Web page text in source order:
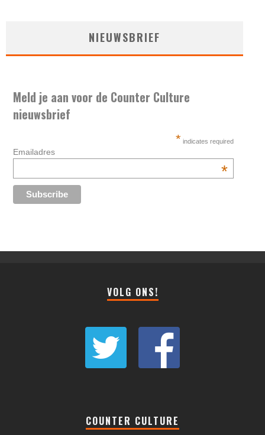
NIEUWSBRIEF
Meld je aan voor de Counter Culture
nieuwsbrief
* indicates required
Emailadres
*
VOLG ONS!
COUNTER CULTURE